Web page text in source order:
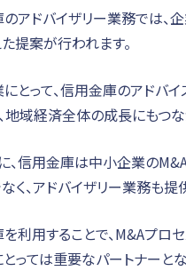
アドバイザリー業務では、
提案が行われます。
とって、信用金庫のアドバ
地域経済全体の成長にもつな
、信用金庫は中小企業の
く、アドバイザリー業務も提
利用することで、M&Aプロ
っては重要なパートナーとな